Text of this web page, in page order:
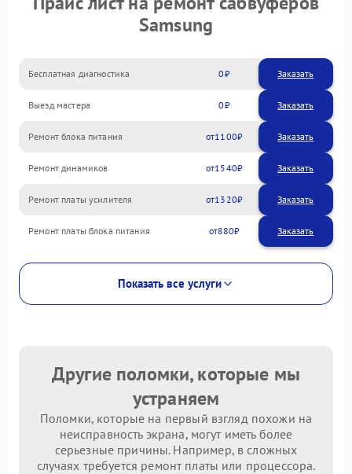
Samsung
Бесплатная диагностика 0 Заказать
Выезд мастера 0 Заказать
Ремонт блока питания 1100
Ремонт динамиков 1540
Ремонт платы усилителя 1320
Ремонт платы блока питания 880
Показать все услуги
Другие поломки, которые мы
устраняем
Поломки, которые на первый взгляд похожи на
неисправность экрана, могут иметь более
серьезные причины. Например, в сложных
случаях требуется ремонт платы или процессора.